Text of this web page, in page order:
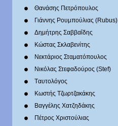
Θανάσης Πετρόπουλος
Γιάννης Ρουμπούλιας (Rubus)
Δημήτρης Σαββαΐδης
Κώστας Σκλαβενίτης
Νεκτάριος Σταματόπουλος
Νικόλας Στεφαδούρος (Stef)
Tαυτολόγος
Κωστής Τζωρτζακάκης
Βαγγέλης Χατζηδάκης
Πέτρος Χριστούλιας